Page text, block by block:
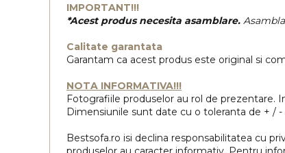
IMPORTANT!!!
*Acest produs necesita asamblare.
Calitate garantata
Garantam ca acest produs este original si
NOTA INFORMATIVA!!!
Fotografiile produselor au rol de prezentare.
Dimensiunile sunt date cu o toleranta de + / -
Bestsofa.ro isi declina responsabilitatea cu